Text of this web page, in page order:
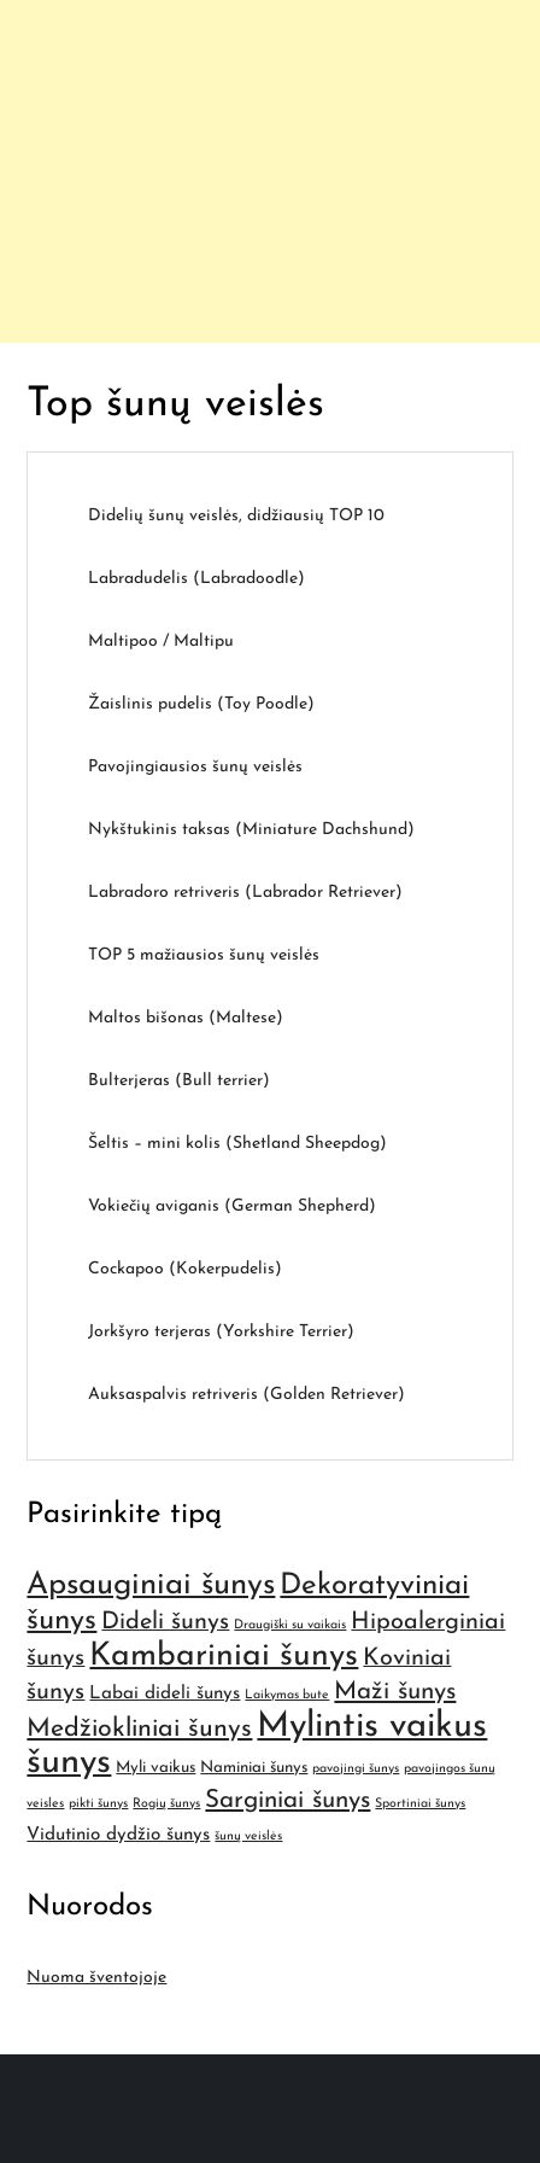
Top šunų veislės
Didelių šunų veislės, didžiausių TOP 10
Labradudelis (Labradoodle)
Maltipoo / Maltipu
Žaislinis pudelis (Toy Poodle)
Pavojingiausios šunų veislės
Nykštukinis taksas (Miniature Dachshund)
Labradoro retriveris (Labrador Retriever)
TOP 5 mažiausios šunų veislės
Maltos bišonas (Maltese)
Bulterjeras (Bull terrier)
Šeltis – mini kolis (Shetland Sheepdog)
Vokiečių aviganis (German Shepherd)
Cockapoo (Kokerpudelis)
Jorkšyro terjeras (Yorkshire Terrier)
Auksaspalvis retriveris (Golden Retriever)
Pasirinkite tipą
Apsauginiai šunys Dekoratyviniai
šunys Dideli šunys Draugiški su vaikais Hipoalerginiai
šunys Kambariniai šunys Koviniai
šunys Labai dideli šunys Laikymas bute
Maži šunys
Medžiokliniai šunys Mylintis vaikus
šunys Myli vaikus Naminiai šunys pavojingi šunys pavojingos šunų
veisles pikti šunys Rogių šunys Sarginiai šunys Sportiniai šunys
Vidutinio dydžio šunys šunų veislės
Nuorodos
Nuoma šventojoje